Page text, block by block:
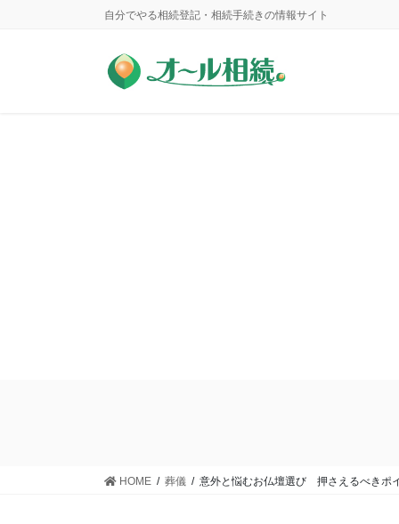
自分でやる相続登記・相続手続きの情報サイト
HOME 葬儀 意外と悩むお仏壇選び 押さえるべきポ